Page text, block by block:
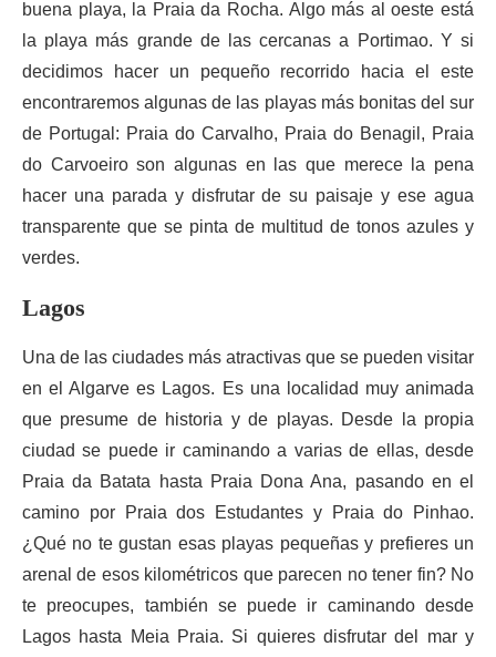
buena playa, la Praia da Rocha. Algo más al oeste está
la playa más grande de las cercanas a Portimao. Y si
decidimos hacer un pequeño recorrido hacia el este
encontraremos algunas de las playas más bonitas del sur
de Portugal: Praia do Carvalho, Praia do Benagil, Praia
do Carvoeiro son algunas en las que merece la pena
hacer una parada y disfrutar de su paisaje y ese agua
transparente que se pinta de multitud de tonos azules y
verdes.
Lagos
Una de las ciudades más atractivas que se pueden visitar
en el Algarve es Lagos. Es una localidad muy animada
que presume de historia y de playas. Desde la propia
ciudad se puede ir caminando a varias de ellas, desde
Praia da Batata hasta Praia Dona Ana, pasando en el
camino por Praia dos Estudantes y Praia do Pinhao.
¿Qué no te gustan esas playas pequeñas y prefieres un
arenal de esos kilométricos que parecen no tener fin? No
te preocupes, también se puede ir caminando desde
Lagos hasta Meia Praia. Si quieres disfrutar del mar y